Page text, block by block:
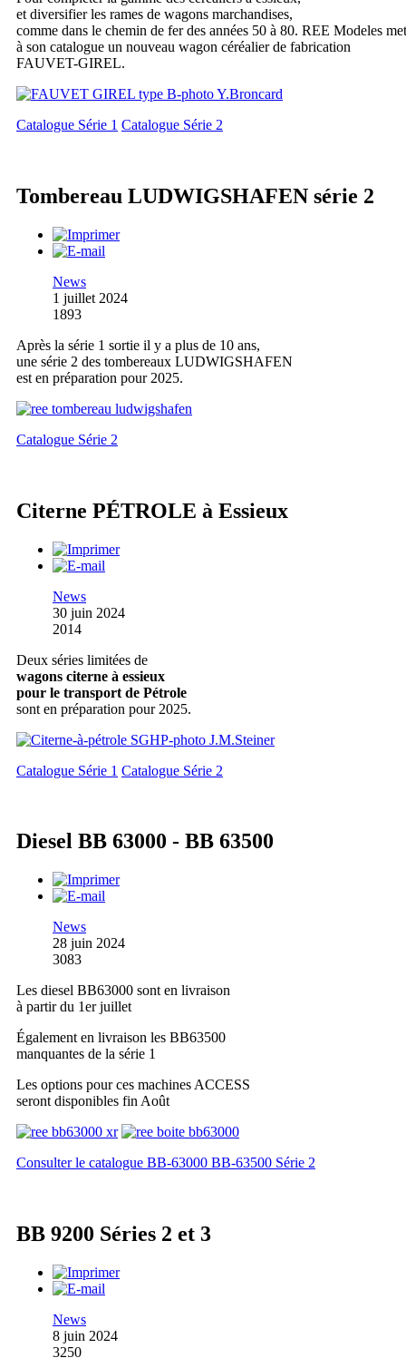
et diversifier les rames de wagons marchandises,
comme dans le chemin de fer des années 50 à 80. REE Modeles met
à son catalogue un nouveau wagon céréalier de fabrication
FAUVET-GIREL.
Catalogue Série 1 Catalogue Série 2
Tombereau LUDWIGSHAFEN série 2
News
1 juillet 2024
1893
Après la série 1 sortie il y a plus de 10 ans,
une série 2 des tombereaux LUDWIGSHAFEN
est en préparation pour 2025.
Catalogue Série 2
Citerne PÉTROLE à Essieux
News
30 juin 2024
2014
Deux séries limitées de
wagons citerne à essieux
pour le transport de Pétrole
sont en préparation pour 2025.
Catalogue Série 1 Catalogue Série 2
Diesel BB 63000 - BB 63500
News
28 juin 2024
3083
Les diesel BB63000 sont en livraison
à partir du 1er juillet
Également en livraison les BB63500
manquantes de la série 1
Les options pour ces machines ACCESS
seront disponibles fin Août
Consulter le catalogue BB-63000 BB-63500 Série 2
BB 9200 Séries 2 et 3
News
8 juin 2024
3250